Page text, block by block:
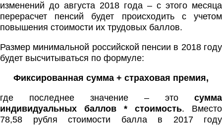
изменений до августа 2018 года – с этого месяца
перерасчет пенсий будет происходить с учетом
повышения стоимости их трудовых баллов.
Размер минимальной российской пенсии в 2018 году
будет высчитываться по формуле:
Фиксированная сумма + страховая премия,
где последнее значение – это сумма
индивидуальных баллов * стоимость. Вместо
78,58 рубля стоимости балла в 2017 году